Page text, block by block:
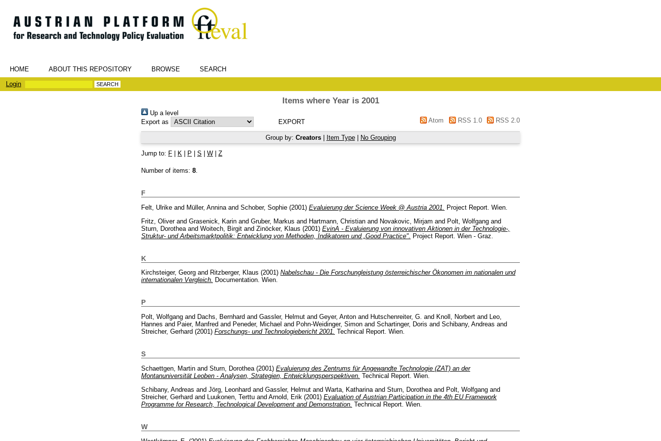
HOME ABOUT THIS REPOSITORY BROWSE
SEARCH
Login
Items where Year is 2001
Up a level
Export as
Atom RSS 1.0 RSS 2.0
Group by: Creators| Item Type| No Grouping
Jump to: F K P S W Z
Number of items: 8.
F
Felt, Ulrike and Müller, Annina and Schober, Sophie (2001) Evaluierung der Science Week @ Austria 2001.
Project Report. Wien.
Fritz, Oliverand Grasenick, Karin and Gruber, Markus and Hartmann, Christian and Novakovic, Mirjam and Polt, Wolfgang and
Sturn, Dorothea and Woitech, Birgit and Zinöcker, Klaus (2001) EvinA - Evaluierung von innovativen Aktionen in der Technologie-,
Struktur- und Arbeitsmarktpolitik: Entwicklung von Methoden, Indikatoren und „Good Practice". Project Report. Wien - Graz.
K
Kirchsteiger, Georg and Ritzberger, Klaus (2001) Nabelschau - Die Forschungleistung österreichischer Ökonomen im nationalen und
internationalen Vergleich. Documentation. Wien.
P
Polt, Wolfgang and Dachs, Bernhard and Gassler, Helmut and Geyer, Anton and Hutschenreiter, G. and Knoll, Norbert and Leo,
Hannes and Paier, Manfred and Peneder, Michael and Pohn-Weidinger, Simon and Schartinger, Doris and Schibany, Andreas and
Streicher, Gerhard (2001) Forschungs- und Technologiebericht 2001. Technical Report. Wien.
S
Schaettgen, Martin and Sturn, Dorothea (2001) Evaluierung des Zentrums für Angewandte Technologie (ZAT) an der
Montanuniversität Leoben - Analysen, Strategien, Entwicklungsperspektiven. Technical Report. Wien.
Schibany, Andreas and Jörg, Leonhard and Gassler, Helmut and Warta, Katharina and Sturn, Dorothea and Polt, Wolfgang and
Streicher, Gerhard and Luukonen, Terttu and Arnold, Erik (2001) Evaluation of Austrian Participation in the 4th EU Framework
Programme for Research, Technological Development and Demonstration. Technical Report. Wien.
W